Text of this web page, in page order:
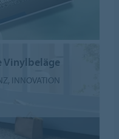
Vinylbeläge
INNOVATION